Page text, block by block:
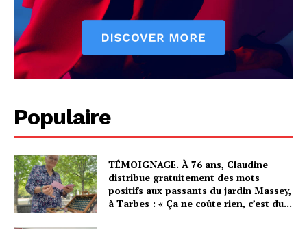
Populaire
TÉMOIGNAGE. À 76 ans, Claudine
distribue gratuitement des mots
positifs aux passants du jardin Massey,
à Tarbes : « Ça ne coûte rien, c’est du...